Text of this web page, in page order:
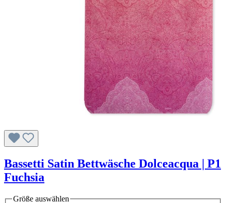
Bassetti Satin Bettwäsche Dolceacqua | P1
Fuchsia
Größe auswählen